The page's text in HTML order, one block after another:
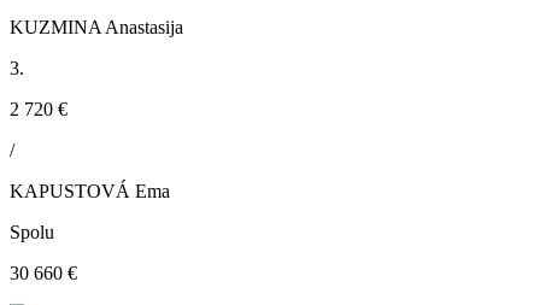
KUZMINA Anastasija
3.
2 720 €
/
KAPUSTOVÁ Ema
Spolu
30 660 €